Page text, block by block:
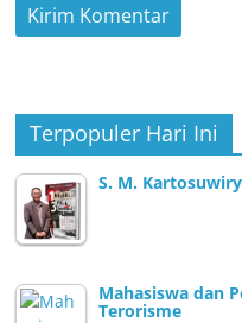
Terpopuler Hari Ini
S. M.
Mahasiswa dan
Terorisme